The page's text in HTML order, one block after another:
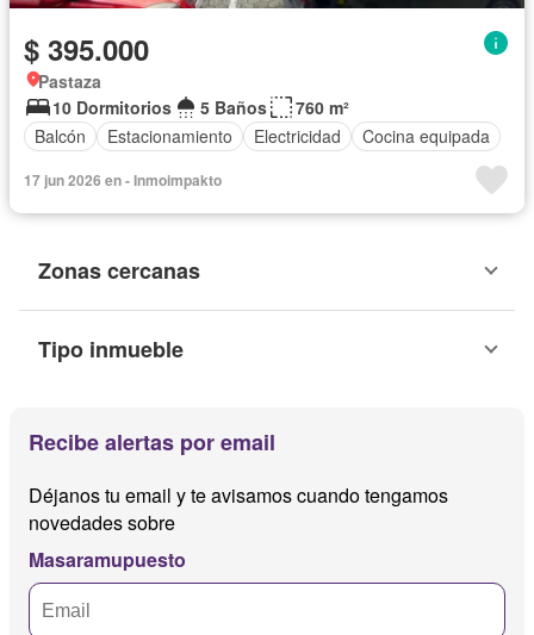
$ 395.000
Pastaza
10 Dormitorios
5 Baños
760 m²
Balcón
Estacionamiento Electricidad Cocina equipada
17 jun 2026 en - Inmoimpakto
Zonas cercanas
Tipo inmueble
Recibe alertas por email
Déjanos tu email y te avisamos cuando tengamos
novedades sobre
Masaramupuesto